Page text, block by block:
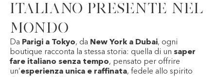
italiano presente nel
mondo
Da Parigi a Tokyo, da New York a Dubai, ogni
boutique racconta la stessa storia: quella di un saper
fare italiano senza tempo, pensato per offrire
un’esperienza unica e raffinata, fedele allo spirito